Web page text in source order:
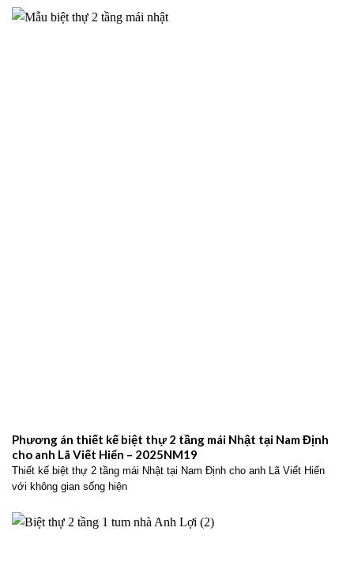
Phương án thiết kế biệt thự 2 tầng mái Nhật tại Nam Định
cho anh Lã Viết Hiển – 2025NM19
Thiết kế biệt thự 2 tầng mái Nhật tại Nam Định cho anh Lã Viết Hiển
với không gian sống hiện